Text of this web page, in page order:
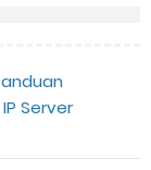
Server